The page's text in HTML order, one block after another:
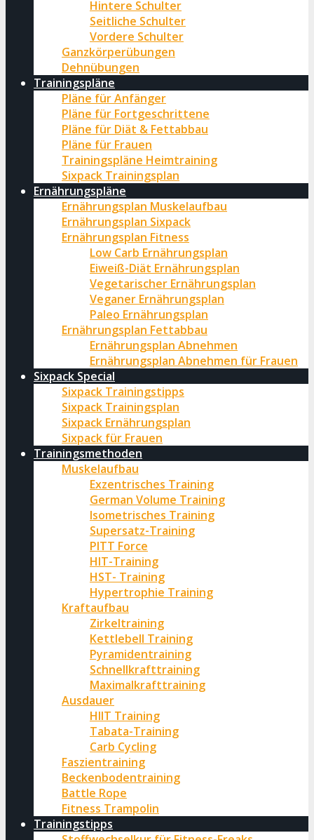
Hintere Schulter
Seitliche Schulter
Vordere Schulter
Ganzkörperübungen
Dehnübungen
Trainingspläne
Pläne für Anfänger
Pläne für Fortgeschrittene
Pläne für Diät & Fettabbau
Pläne für Frauen
Trainingspläne Heimtraining
Sixpack Trainingsplan
Ernährungspläne
Ernährungsplan Muskelaufbau
Ernährungsplan Sixpack
Ernährungsplan Fitness
Low Carb Ernährungsplan
Eiweiß-Diät Ernährungsplan
Vegetarischer Ernährungsplan
Veganer Ernährungsplan
Paleo Ernährungsplan
Ernährungsplan Fettabbau
Ernährungsplan Abnehmen
Ernährungsplan Abnehmen für Frauen
Sixpack Special
Sixpack Trainingstipps
Sixpack Trainingsplan
Sixpack Ernährungsplan
Sixpack für Frauen
Trainingsmethoden
Muskelaufbau
Exzentrisches Training
German Volume Training
Isometrisches Training
Supersatz-Training
PITT Force
HIT-Training
HST- Training
Hypertrophie Training
Kraftaufbau
Zirkeltraining
Kettlebell Training
Pyramidentraining
Schnellkrafttraining
Maximalkrafttraining
Ausdauer
HIIT Training
Tabata-Training
Carb Cycling
Faszientraining
Beckenbodentraining
Battle Rope
Fitness Trampolin
Trainingstipps